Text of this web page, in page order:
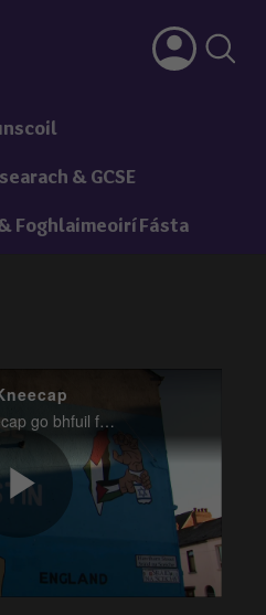
& GCSE
Foghlaimeoirí Fásta
Maíonn bainisteoir Kneecap go bhfuil feachtas eagraithe ar bun chun ceoltóirí a labhraíonn amach faoin marú atá ar bun i nGaza, a chur ina dtost.